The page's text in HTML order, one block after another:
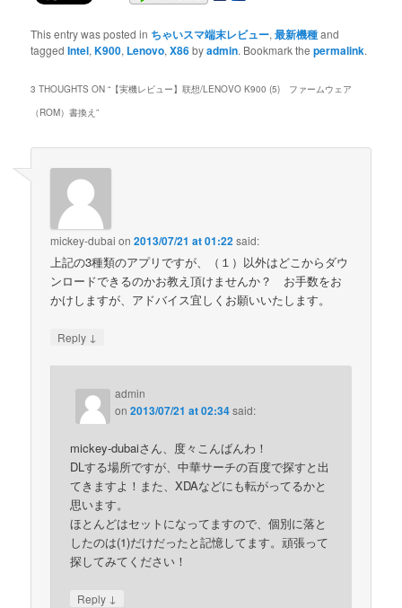
This entry was posted in ちゃいスマ端末レビュー,最新機種and
taggedIntel,K900, Lenovo,X86byadmin. Bookmark thepermalink.
3 THOUGHTS ON “ 【実機レビュー】联想/LENOVO K900 (5) ファームウェア
（ROM）書換え”
mickey-dubai on2013/07/21 at 01:22said:
上記の3種類のアプリですが、（１）以外はどこからダウ
ンロードできるのかお教え頂けませんか？ お手数をお
かけしますが、アドバイス宜しくお願いいたします。
Reply ↓
admin
on2013/07/21 at 02:34said:
mickey-dubaiさん、度々こんばんわ！
DLする場所ですが、中華サーチの百度で探すと出
てきますよ！また、XDAなどにも転がってるかと
思います。
ほとんどはセットになってますので、個別に落と
したのは(1)だけだったと記憶してます。頑張って
探してみてください！
Reply ↓